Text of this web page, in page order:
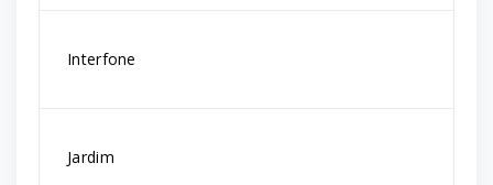
Interfone
Jardim